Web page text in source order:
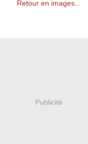
Retour en images...
Publicité